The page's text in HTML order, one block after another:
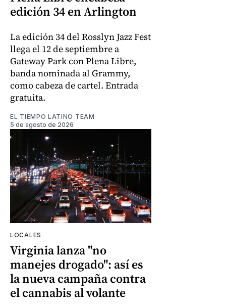
edición 34 en Arlington
La edición 34 del Rosslyn Jazz Fest
llega el 12 de septiembre a
Gateway Park con Plena Libre,
banda nominada al Grammy,
como cabeza de cartel. Entrada
gratuita.
EL TIEMPO LATINO TEAM
5 de agosto de 2026
LOCALES
Virginia lanza "no
manejes drogado": así es
la nueva campaña contra
el cannabis al volante